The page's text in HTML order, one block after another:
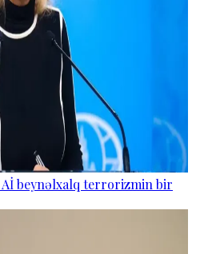
Aİ beynəlxalq terrorizmin bir